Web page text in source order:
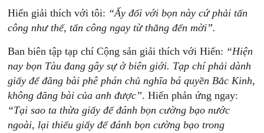
Hiến giải thích với tôi: “Ấy đối với bọn này cứ phải tấn
công như thế, tấn công ngay từ thằng đến mời”.
Ban biên tập tạp chí Cộng sản giải thích với Hiến: “Hiện
nay bọn Tàu đang gây sự ở biên giới. Tạp chí phải dành
giấy để đăng bài phê phán chủ nghĩa bá quyền Bắc Kinh,
không đăng bài của anh được”. Hiến phản ứng ngay:
“Tại sao ta thừa giấy để đánh bọn cường bạo nước
ngoài, lại thiếu giấy để đánh bọn cường bạo trong